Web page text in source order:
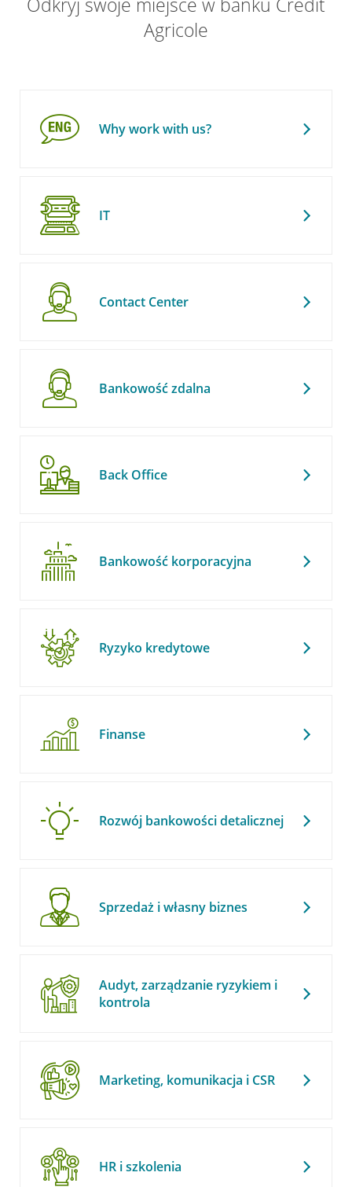
Agricole
Why work with us?
IT
Contact Center
Bankowość zdalna
Back Office
Bankowość korporacyjna
Ryzyko kredytowe
Finanse
Rozwój bankowości detalicznej
Sprzedaż i własny biznes
Audyt, zarządzanie ryzykiem i
kontrola
Marketing, komunikacja i CSR
HR i szkolenia